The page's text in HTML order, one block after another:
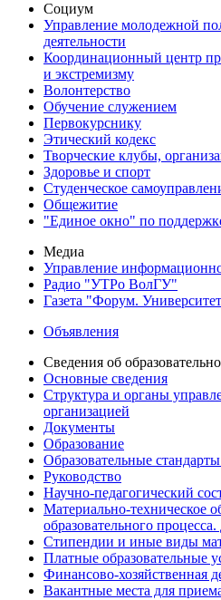
Социум
Управление молодежной
деятельности
Координационный центр
и экстремизму
Волонтерство
Обучение служением
Первокурснику
Этический кодекс
Творческие клубы,
Здоровье и спорт
Студенческое
Общежитие
"Единое окно" по
Медиа
Управление
Радио "УТРо ВолГУ"
Газета "Форум.
Объявления
Сведения об
Основные сведения
Структура и органы
организацией
Документы
Образование
Образовательные
Руководство
Научно-педагогический
Материально-техническое
образовательного
Стипендии и иные виды
Платные образовательные
Финансово-хозяйственная
Вакантные места для